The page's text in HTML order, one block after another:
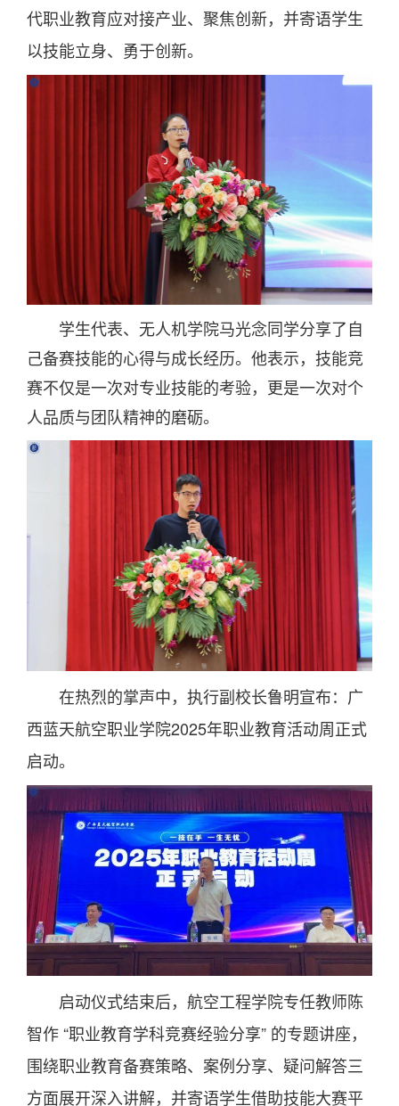
代职业教育应对接产业、聚焦创新，并寄语学生
以技能立身、勇于创新。
学生代表、无人机学院马光念同学分享了自
己备赛技能的心得与成长经历。他表示，技能竞
赛不仅是一次对专业技能的考验，更是一次对个
人品质与团队精神的磨砺。
在热烈的掌声中，执行副校长鲁明宣布：广
西蓝天航空职业学院2025年职业教育活动周正式
启动。
启动仪式结束后，航空工程学院专任教师陈
智作 “职业教育学科竞赛经验分享” 的专题讲座，
围绕职业教育备赛策略、案例分享、疑问解答三
方面展开深入讲解，并寄语学生借助技能大赛平